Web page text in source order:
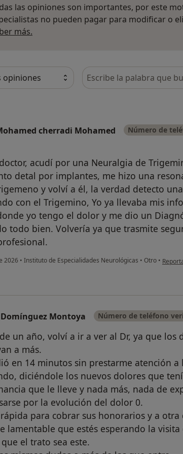
las opiniones son importantes, por este
no pueden pagar para modificar o
más.
Busca en opiniones
cherradi Mohamed Número de
acudí por una Neuralgia de
detal por implantes, me hizo una
y volví a él, la verdad detecto
con el Trigemino, Yo ya llevaba mis
yo tengo el dolor y me dio un
todo bien. Volvería ya que trasmite
2026 • Instituto de Especialidades Neurológicas • Otro • en
Montoya Número de teléfono
un año, volví a ir a ver al Dr, ya que los
a más.
en 14 minutos sin prestarme atención a
diciéndole los nuevos dolores que
que le lleve y nada más, nada de
por la evolución del dolor 0.
para cobrar sus honorarios y a otra
lamentable que estés esperando la
el trato sea este.